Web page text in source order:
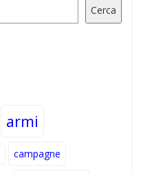
Cerca
armi
campagne